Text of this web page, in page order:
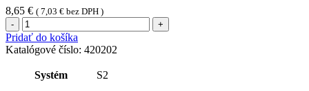
8,65 € ( 7,03 € bez DPH )
množstvo
Tork
Sensitive
Moisturizing
Hand
Lotion
Pridať do košíka
Katalógové číslo: 420202
Systém S2